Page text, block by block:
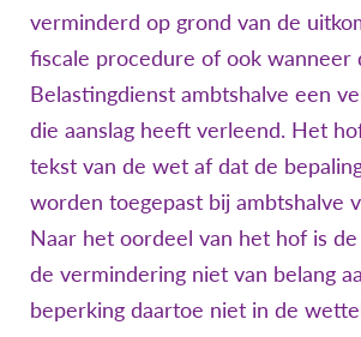
verminderd op grond van de
fiscale procedure of ook wanneer
Belastingdienst ambtshalve een
die aanslag heeft verleend. Het
tekst van de wet af dat de
worden toegepast bij ambtshalve
Naar het oordeel van het hof is
de vermindering niet van belang
beperking daartoe niet in de